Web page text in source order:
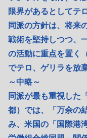
限界があるとしてテ
同派の方針は、将来
戦術を堅持しつつ、
の活動に重点を置く
でテロ、ゲリラを放
～中略～
同派が最も重視した
都）では、「万余の
み、米国の「国際港